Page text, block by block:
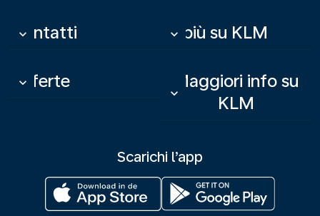
Contatti
keyboard_arrow_down Di più su KLM
keyboard_arrow_down
Offerte
keyboard_arrow_down
Maggiori info su
KLM
keyboard_arrow_down
Scarichi l’app